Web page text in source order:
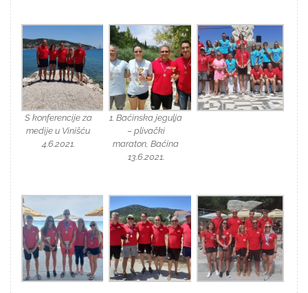
S konferencije za
medije u Vinišću
4.6.2021.
1. Baćinska jegulja
– plivački
maraton, Baćina
13.6.2021.